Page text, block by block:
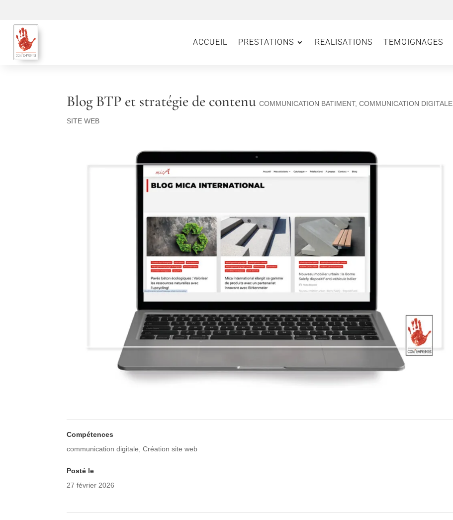
ACCUEIL PRESTATIONS REALISATIONS TEMOIGNAGES
Blog BTP et stratégie de contenu COMMUNICATION BATIMENT,COMMUNICATION DIGITALE
SITE WEB
Compétences
communication digitale ,Création site web
Posté le
27 février 2026